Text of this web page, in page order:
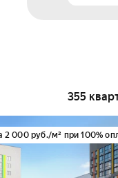
355
2 000 руб./м² при 100%